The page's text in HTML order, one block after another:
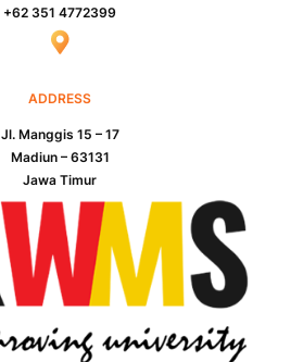
+62 351 4772399
ADDRESS
Jl. Manggis 15 – 17
Madiun – 63131
Jawa Timur